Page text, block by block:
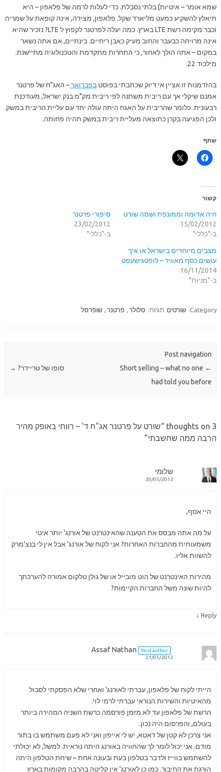
שמא אומר – איטיות) בלתי נסבלת. כדי לעלות לרמה של פלאפון – היא
תיאלץ להשקיע כמעט מליארד שקל. פלאפון, מצידה, אינה קופאת על שמריה
וכבר מקימה רשת LTE בארץ. כמה יעלה לפרטנר לקפוץ ל LTE? נזכיר שהיא
אינה מרויחה כבעבר והחוב מעיק כאבן ריחיים. בינתיים, אם אתה נשאר
במקום – אתה הולך לאחור, כי התחרות מתקדמת והטכנולוגיה מתיישנת.
מילכוד 22.
בהזדמנות זו אציין אי דיוק שכתבתי בפוסטבפברואר– האג"ח של פרטנר
אמנם שיקלי אך עם ריבית משתנה לפי ריבית מק"מ בנק ישראל, מעודכנת
רבעונית. כלומר שהריבית על האגח היתה עולה יחד עם עליית הריבית במשק
ולכן הפגיעה בקרן כתוצאה מעליית ריבית במשק תהיה פחותה.
שתף
קשור
חיה אדומה וממונפת ושמה שורט
15/02/2012
ב-"כללי"
סיפורי פרטנר
23/02/2012
ב-"כללי"
מצבים מיוחדים בישראל או איך
עושים כסף מאוויר – לופטגישעפט
16/11/2014
ב-"מניות"
Category: שורטים תגיות: סלולר, פרטנר, שופרסל
Post navigation
←
Short selling – what no one
had told you before
סופו של טריידר?→
3 thoughts on “
שורט על פרטנר אג"ח ד' – רווחי באופק מהיר
הרבה ממה שחשבתי”
שלומי
20/05/2012
היי אסף,
על מה אתה מבסס את הטענה שהאינטרנט של אורנג' יותר איטי
משמעותית מהחברות האחרות? אני לקוח של אורנג' אבל אין לי בנצ'מרק
להשוות אליו.
מהירות האינטרנט של הוט מובייל או של גולן טלקום אמורה להערכתך
להיות שונה משל החברות הקיימות?
Reply
↓
Assaf Nathan
Post author
21/05/2012
הייתי לקוח של פלאפון, עברתי לאורנג' ואחרי שלא הפסקתי לסבול
מהאיטיות והשירות הנוראי עברתי לרמי לוי.
הרשת של פלאפון עד לא מזמן פורסמה כרשת השניה המהירה ביותר
בעולם, והפרסום היה נכון.
אני צרכן לא קטן של דאטא, יש לי אייפון ואני לא פעם משתמש בו בתור
מודם. אני יכול לומר לך שהחוויה באורנג היתה נוראית. למשל, לא יכולתי
להשתמש בווייז ולדבר בטלפון בעת ובעונה אחת – שיחת הטלפון היתה
הורגת את החיבור. כמו כן לאורנג' אין קליטה בהרבה מקומות בארץ